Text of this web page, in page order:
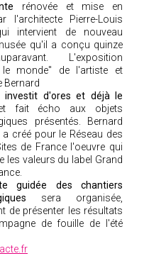
rénovée et mise en
l'architecte Pierre-Louis
intervient de nouveau
qu'il a conçu quinze
L'exposition
le monde" de l'artiste et
Bernard
investit d'ores et déjà le
fait écho aux objets
présentés. Bernard
a créé pour le Réseau des
de France l'oeuvre qui
les valeurs du label Grand
guidée des chantiers
sera organisée,
de présenter les résultats
de fouille de l'été